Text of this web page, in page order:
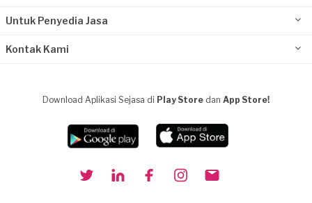
Untuk Penyedia Jasa
Kontak Kami
Download Aplikasi Sejasa di Play Store dan App Store!